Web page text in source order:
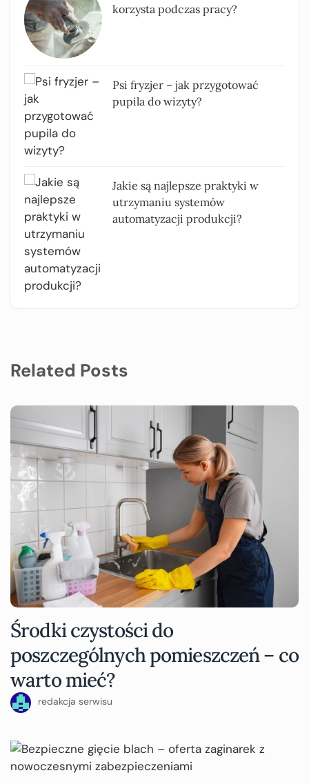
korzysta podczas pracy?
Psi fryzjer – jak przygotować
pupila do wizyty?
Jakie są najlepsze praktyki w
utrzymaniu systemów
automatyzacji produkcji?
Related Posts
Środki czystości do
poszczególnych pomieszczeń – co
warto mieć?
redakcja serwisu